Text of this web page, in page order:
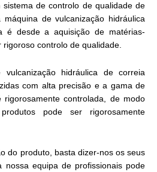
de controlo de qualidade de
de vulcanização hidráulica
é desde a aquisição de matérias-
controlo de qualidade.
hidráulica de correia
com alta precisão e a gama de
controlada, de modo
pode ser rigorosamente
do produto, basta dizer-nos os seus
nossa equipa de profissionais pode